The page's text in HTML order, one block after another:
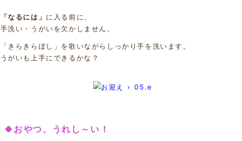
「なるには」 に入る前に、
手洗い・うがいを欠かしません。
「きらきらぼし」を歌いながらしっかり手を洗います。
うがいも上手にできるかな？
🍀おやつ、うれし～い！